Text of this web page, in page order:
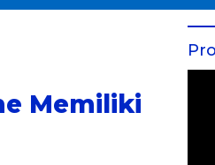
Memiliki